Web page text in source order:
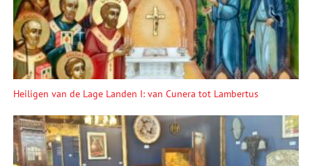
Heiligen van de Lage Landen I: van Cunera tot Lambertus